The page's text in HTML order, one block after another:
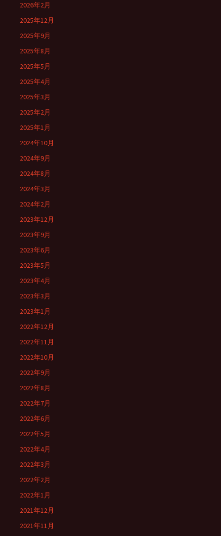
2026年2月
2025年12月
2025年9月
2025年8月
2025年5月
2025年4月
2025年3月
2025年2月
2025年1月
2024年10月
2024年9月
2024年8月
2024年3月
2024年2月
2023年12月
2023年9月
2023年6月
2023年5月
2023年4月
2023年3月
2023年1月
2022年12月
2022年11月
2022年10月
2022年9月
2022年8月
2022年7月
2022年6月
2022年5月
2022年4月
2022年3月
2022年2月
2022年1月
2021年12月
2021年11月